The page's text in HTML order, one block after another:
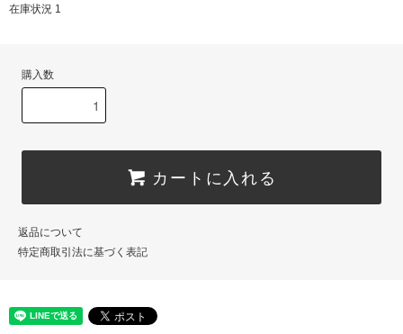
在庫状況 1
購入数
カートに入れる
返品について
特定商取引法に基づく表記